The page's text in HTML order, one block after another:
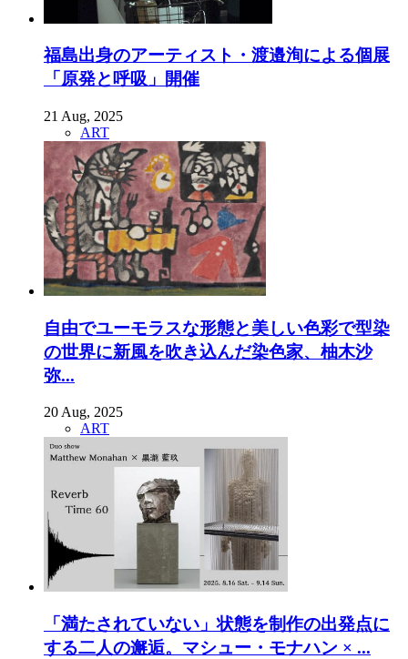
福島出身のアーティスト・渡邉洵による個展
「原発と呼吸」開催
21 Aug, 2025
ART
自由でユーモラスな形態と美しい色彩で型染
の世界に新風を吹き込んだ染色家、柚木沙
弥...
20 Aug, 2025
ART
「満たされていない」状態を制作の出発点に
する二人の邂逅。マシュー・モナハン × ...